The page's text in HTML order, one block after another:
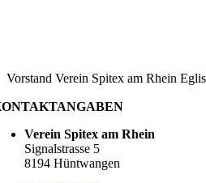
Vorstand Verein Spitex am Rhein
Verein Spitex am Rhein
Signalstrasse 5
8194 Hüntwangen